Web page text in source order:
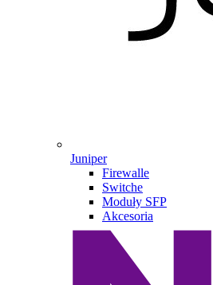
Juniper
Firewalle
Switche
Moduły SFP
Akcesoria